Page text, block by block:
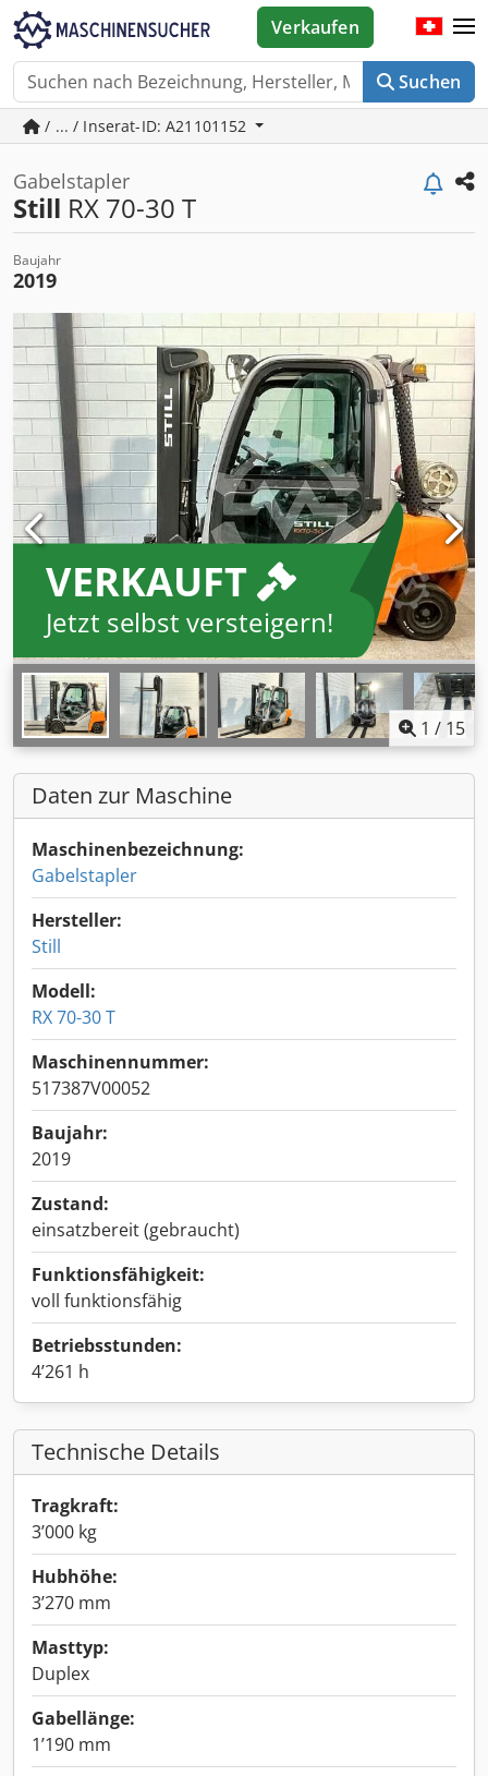
Suchen
Verkaufen
/ ... / Inserat-ID: A21101152
Gabelstapler
Still RX 70-30 T
Baujahr
2019
VERKAUFT
Jetzt selbst versteigern!
1 / 15
Daten zur Maschine
Maschinenbezeichnung:
Gabelstapler
Hersteller:
Still
Modell:
RX 70-30 T
Maschinennummer:
517387V00052
Baujahr:
2019
Zustand:
einsatzbereit (gebraucht)
Funktionsfähigkeit:
voll funktionsfähig
Betriebsstunden:
4’261 h
Technische Details
Tragkraft:
3’000 kg
Hubhöhe:
3’270 mm
Masttyp:
Duplex
Gabellänge:
1’190 mm